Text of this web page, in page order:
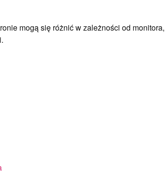
mogą się różnić w zależności od